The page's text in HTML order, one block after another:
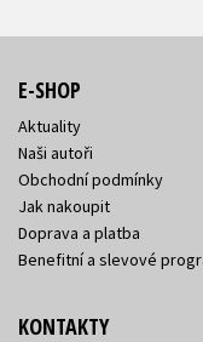
E-SHOP
Aktuality
Naši autoři
Obchodní podmínky
Jak nakoupit
Doprava a platba
Benefitní a slevové
KONTAKTY